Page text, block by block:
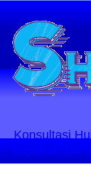
Konsultasi
Layanan